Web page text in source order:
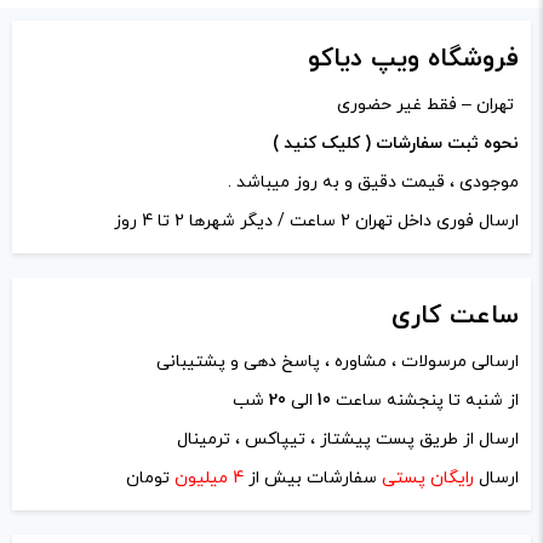
دیدگاه شما*
نام*
ایمیل*
فروشگاه ویپ دیاکو
تهران – فقط غیر حضوری
نحوه ثبت سفارشات ( کلیک کنید )
موجودی ، قیمت دقیق و به روز میباشد .
ارسال فوری داخل تهران 2 ساعت / دیگر شهرها 2 تا 4 روز
ساعت کاری
ارسالی مرسولات ، مشاوره ، پاسخ دهی و پشتیبانی
از شنبه تا پنجشنه ساعت 10 الی 20 شب
ارسال از طریق پست پیشتاز ، تیپاکس ، ترمینال
ارسال رایگان پستی سفارشات بیش از 4 میلیون تومان